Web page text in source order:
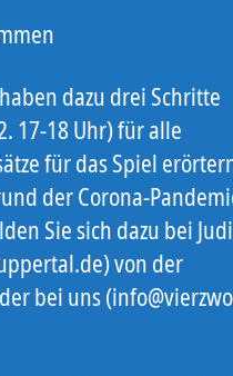
dazu drei Schritte
17-18 Uhr) für alle
für das Spiel
der Corona-
Sie sich dazu bei
von der
bei uns